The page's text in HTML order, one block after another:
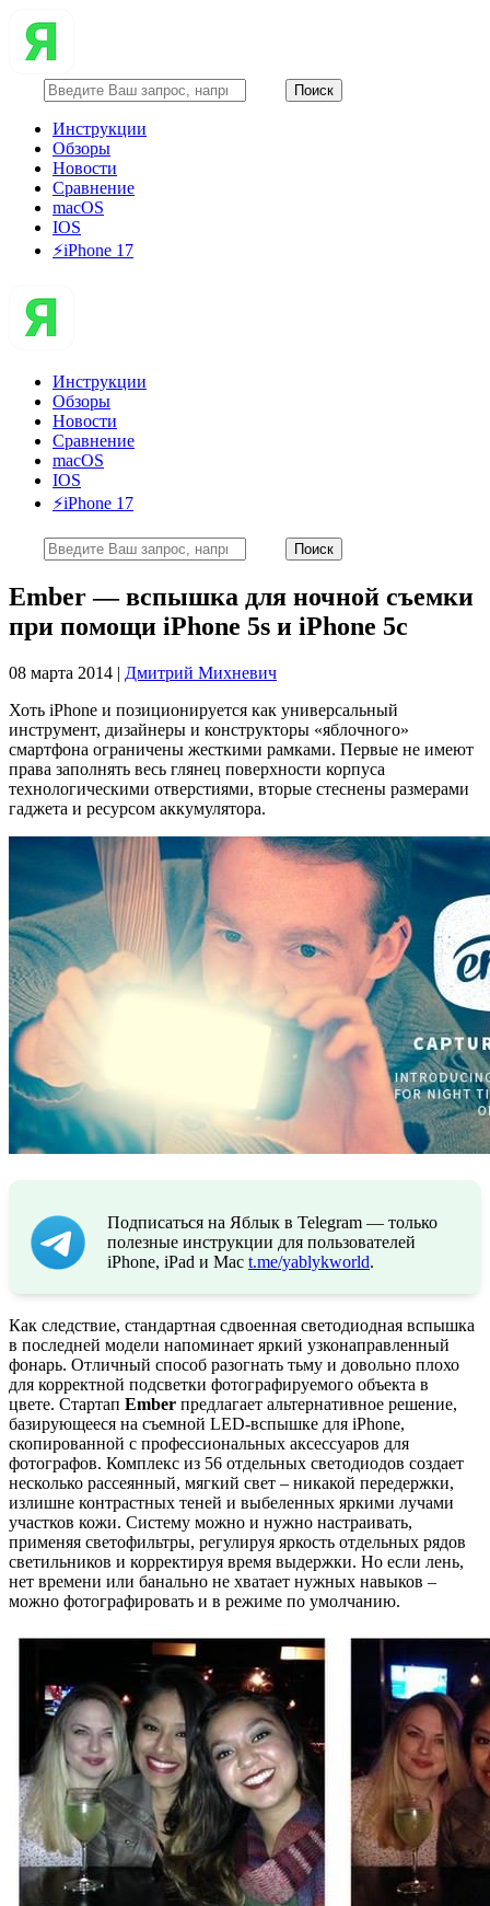
Инструкции
Обзоры
Новости
Сравнение
macOS
IOS
⚡️iPhone 17
Инструкции
Обзоры
Новости
Сравнение
macOS
IOS
⚡️iPhone 17
Ember — вспышка для ночной съемки
при помощи iPhone 5s и iPhone 5c
08 марта 2014 | Дмитрий Михневич
Хоть iPhone и позиционируется как универсальный
инструмент, дизайнеры и конструкторы «яблочного»
смартфона ограничены жесткими рамками. Первые не имеют
права заполнять весь глянец поверхности корпуса
технологическими отверстиями, вторые стеснены размерами
гаджета и ресурсом аккумулятора.
Подписаться на Яблык в Telegram — только
полезные инструкции для пользователей
iPhone, iPad и Mac t.me/yablykworld.
Как следствие, стандартная сдвоенная светодиодная вспышка
в последней модели напоминает яркий узконаправленный
фонарь. Отличный способ разогнать тьму и довольно плохо
для корректной подсветки фотографируемого объекта в
цвете. Стартап Ember предлагает альтернативное решение,
базирующееся на съемной LED-вспышке для iPhone,
скопированной с профессиональных аксессуаров для
фотографов. Комплекс из 56 отдельных светодиодов создает
несколько рассеянный, мягкий свет – никакой передержки,
излишне контрастных теней и выбеленных яркими лучами
участков кожи. Систему можно и нужно настраивать,
применяя светофильтры, регулируя яркость отдельных рядов
светильников и корректируя время выдержки. Но если лень,
нет времени или банально не хватает нужных навыков –
можно фотографировать и в режиме по умолчанию.